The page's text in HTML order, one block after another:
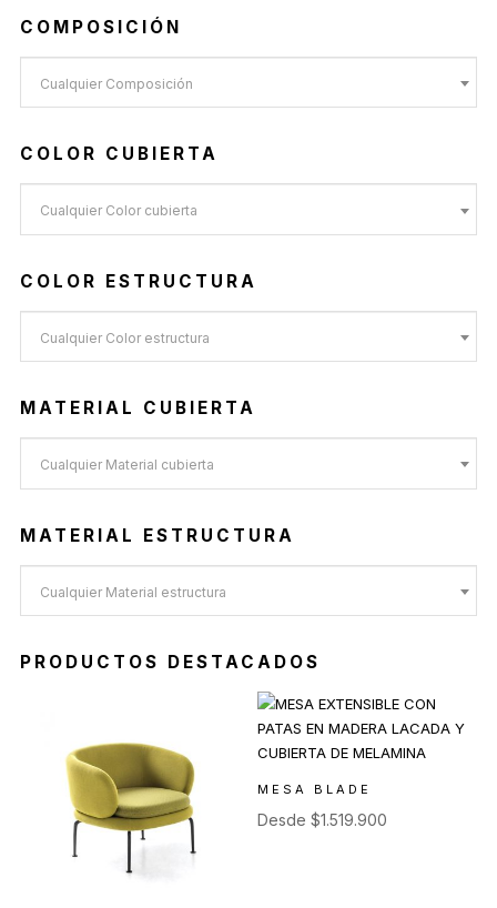
COMPOSICIÓN
Cualquier Composición
COLOR CUBIERTA
Cualquier Color cubierta
COLOR ESTRUCTURA
Cualquier Color estructura
MATERIAL CUBIERTA
Cualquier Material cubierta
MATERIAL ESTRUCTURA
Cualquier Material estructura
PRODUCTOS DESTACADOS
MESA BLADE
Desde$1.519.900